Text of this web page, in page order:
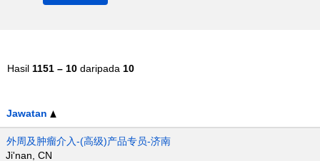
Hasil 1151 – 10 daripada 10
Jawatan
外周及肿瘤介入-(高级)产品专员-济南
Ji'nan, CN